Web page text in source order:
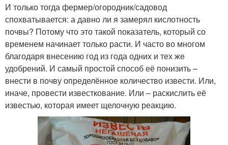
И только тогда фермер/огородник/садовод
спохватывается: а давно ли я замерял кислотность
почвы? Потому что это такой показатель, который со
временем начинает только расти. И часто во многом
благодаря внесению год из года одних и тех же
удобрений. И самый простой способ её понизить –
внести в почву определённое количество извести. Или,
иначе, провести известкование. Или – раскислить её
известью, которая имеет щелочную реакцию.